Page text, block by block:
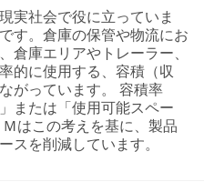
実社会で役に立っていま
す。倉庫の保管や物流にお
倉庫エリアやトレーラー、
的に使用する、容積（収
がっています。 容積率
または「使用可能スペー
はこの考えを基に、製品
スを削減しています。